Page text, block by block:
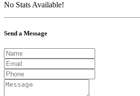
No Stats Available!
Send a Message